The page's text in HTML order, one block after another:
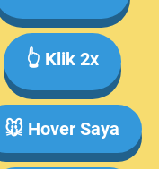
👆 Klik 2x
🐭 Hover Saya